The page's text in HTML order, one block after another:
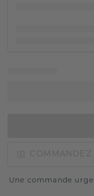
COMMANDEZ
Une commande